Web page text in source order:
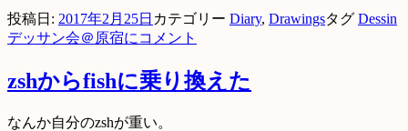
投稿日: 2017年2月25日 カテゴリー Diary, Drawingsタグ Dessin
デッサン会＠原宿に コメント
zshからfishに乗り換えた
なんか自分のzshが重い。